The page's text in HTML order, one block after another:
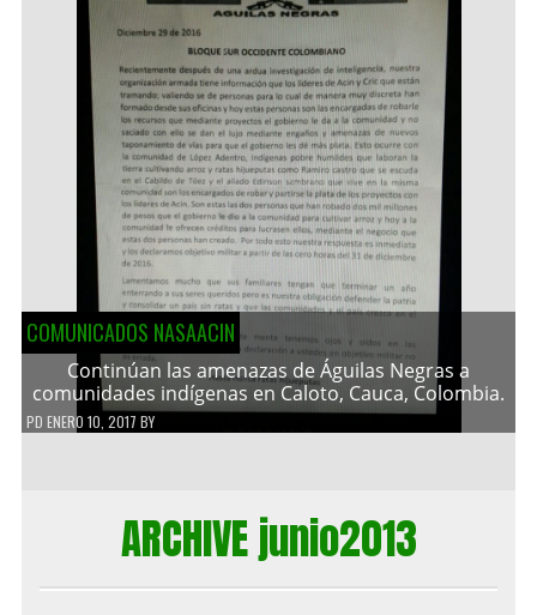
COMUNICADOS NASAACIN
Continúan las amenazas de Águilas Negras a
comunidades indígenas en Caloto, Cauca, Colombia.
PD ENERO 10, 2017 BY
ARCHIVE junio2013